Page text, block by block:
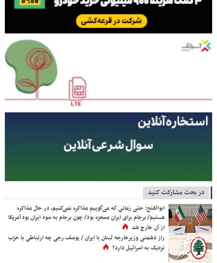
در بحث مشارکت کنید
ابوالفتح: حتی زمانی که می‌گوییم مذاکره نمی‌کنیم، در حال مذاکره
هستیم/ برجام برای ایران معجزه بود/ چون برجام به سود ایران بود آمریکا
از آن خارج شد
راز دشمنی وزیرخارجه لبنان با ایران / یوسف رجی چه ارتباطی با حزب
نزدیک به اسرائیل دارد؟